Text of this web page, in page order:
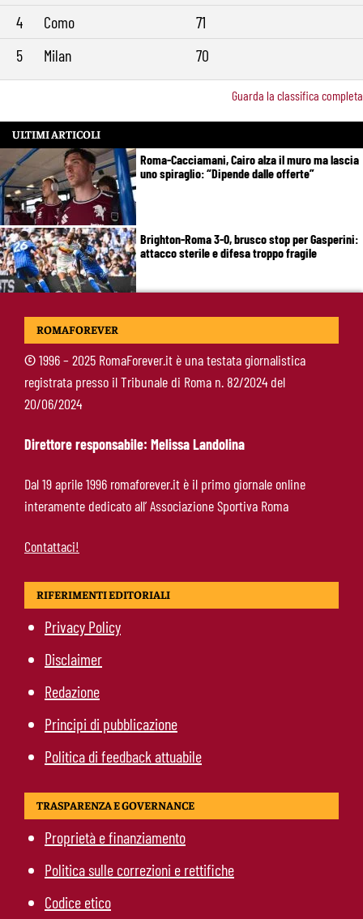
4
Como
71
5
Milan 70
Guarda la classifica completa
ULTIMI ARTICOLI
Roma-Cacciamani, Cairo alza il muro ma lascia
uno spiraglio: “Dipende dalle offerte”
Brighton-Roma 3-0, brusco stop per Gasperini:
attacco sterile e difesa troppo fragile
McKennie sorprende tutti: “Il mio idolo era
Molina-Roma, arrivo oggi: il passaporto può
sbloccare un altro colpo
ROMAFOREVER
©1996 – 2025 RomaForever.it è una testata giornalistica
registrata presso il Tribunale di Roma n. 82/2024 del
20/06/2024
Direttore responsabile: Melissa Landolina
Dal 19 aprile 1996 romaforever.it è il primo giornale online
interamente dedicato all’ Associazione Sportiva Roma
Contattaci!
RIFERIMENTI EDITORIALI
Privacy Policy
Disclaimer
Redazione
Principi di pubblicazione
Politica di feedback attuabile
TRASPARENZA E GOVERNANCE
Proprietà e finanziamento
Politica sulle correzioni e rettifiche
Codice etico